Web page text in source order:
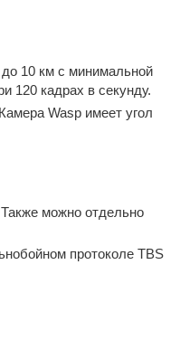
10 км с минимальной
120 кадрах в секунду.
Wasp имеет угол
можно отдельно
протоколе TBS